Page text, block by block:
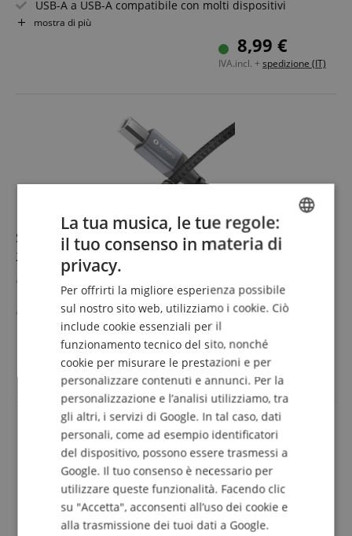
USB-A a USB-A compatibile con molti dispositivi
Lavorazione robusta per una lunga durata
Ideale per PC, laptop, hard disk e accessori
mostra di più
8,99 €
IVA.incl. + spedizione (IT)
Sonero 2.0 Cavo Di Collegamento USB-C A USB-B
2m
Cavo USB 2.0 con velocità di trasferimento fino a 480
MB/s
Ideale per il trasferimento dati tra computer e
stampante
Con connettore USB-C da una parte e connettore USB-B
dall'altra
Realizzato con materiali robusti e di alta qualità per una
lunga durata
Design elegante in Space Grey, adatto a qualsiasi
ambiente
Lunghezza: 2m
mostra di più
6,90 €
IVA.incl. +spedizione (IT)
ENGLISH
ITALIAN
SPANISH
La tua musica, le tue regole:
il tuo consenso in materia di
privacy.
Per offrirti la migliore esperienza possibile
sul nostro sito web, utilizziamo i cookie. Ciò
include cookie essenziali per il
funzionamento tecnico del sito, nonché
cookie per misurare le prestazioni e per
personalizzare contenuti e annunci. Per la
personalizzazione e l’analisi utilizziamo, tra
gli altri, i servizi di Google. In tal caso, dati
personali, come ad esempio identificatori
del dispositivo, possono essere trasmessi a
Google. Il tuo consenso è necessario per
utilizzare queste funzionalità. Facendo clic
su "Accetta", acconsenti all’uso dei cookie e
alla trasmissione dei tuoi dati a Google.